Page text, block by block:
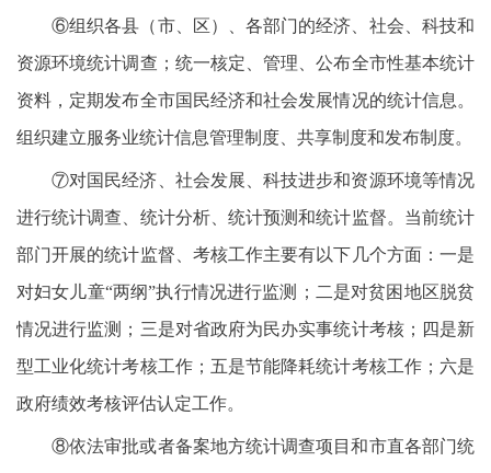
⑥组织各县（市、区）、各部门的经济、社会、科技和
资源环境统计调查；统一核定、管理、公布全市性基本统计
资料，定期发布全市国民经济和社会发展情况的统计信息。
组织建立服务业统计信息管理制度、共享制度和发布制度。
⑦对国民经济、社会发展、科技进步和资源环境等情况
进行统计调查、统计分析、统计预测和统计监督。当前统计
部门开展的统计监督、考核工作主要有以下几个方面：一是
对妇女儿童“两纲”执行情况进行监测；二是对贫困地区脱贫
情况进行监测；三是对省政府为民办实事统计考核；四是新
型工业化统计考核工作；五是节能降耗统计考核工作；六是
政府绩效考核评估认定工作。
⑧依法审批或者备案地方统计调查项目和市直各部门统